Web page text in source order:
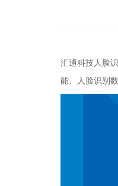
汇通科技人脸
能、人脸识别